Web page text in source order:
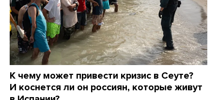
К чему может привести кризис в Сеуте?
И коснется ли он россиян, которые живут